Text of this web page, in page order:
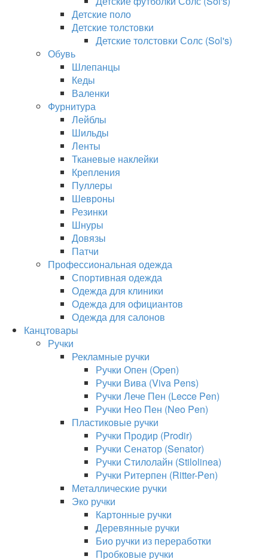
Детские поло
Детские толстовки
Детские толстовки Солс (Sol's)
Обувь
Шлепанцы
Кеды
Валенки
Фурнитура
Лейблы
Шильды
Ленты
Тканевые наклейки
Крепления
Пуллеры
Шевроны
Резинки
Шнуры
Довязы
Патчи
Профессиональная одежда
Спортивная одежда
Одежда для клиники
Одежда для официантов
Одежда для салонов
Канцтовары
Ручки
Рекламные ручки
Ручки Опен (Open)
Ручки Вива (Viva Pens)
Ручки Лече Пен (Lecce Pen)
Ручки Нео Пен (Neo Pen)
Пластиковые ручки
Ручки Продир (Prodir)
Ручки Сенатор (Senator)
Ручки Стилолайн (Stilolinea)
Ручки Ритерпен (Ritter-Pen)
Металлические ручки
Эко ручки
Картонные ручки
Деревянные ручки
Био ручки из переработки
Пробковые ручки